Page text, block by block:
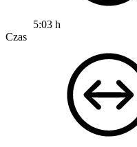
5:03 h
Czas